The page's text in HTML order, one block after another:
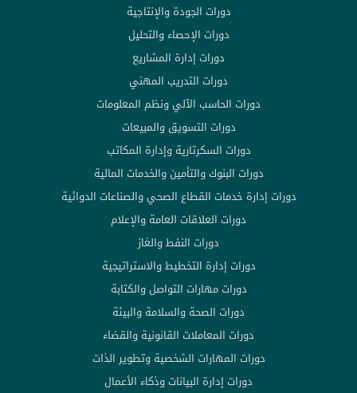
دورات الجودة والإنتاجية
دورات الإحصاء والتحليل
دورات إدارة المشاريع
دورات التدريب المهني
دورات الحاسب الآلي ونظم المعلومات
دورات التسويق والمبيعات
دورات السكرتارية وإدارة المكاتب
دورات البنوك والتأمين والخدمات المالية
دورات إدارة خدمات القطاع الصحي والصناعات الدوائية
دورات العلاقات العامة والإعلام
دورات النفط والغاز
دورات إدارة التخطيط والاستراتيجية
دورات مهارات التواصل والكتابة
دورات الصحة والسلامة والبيئة
دورات المعاملات القانونية والقضاء
دورات المهارات الشخصية وتطوير الذات
دورات إدارة البيانات وذكاء الأعمال